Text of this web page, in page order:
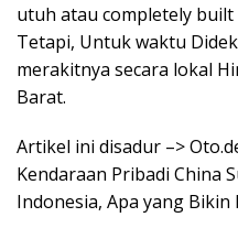
utuh atau completely built
Tetapi, Untuk waktu
merakitnya secara lokal
Barat.
Artikel ini disadur –>
Kendaraan Pribadi China
Indonesia, Apa yang Bikin